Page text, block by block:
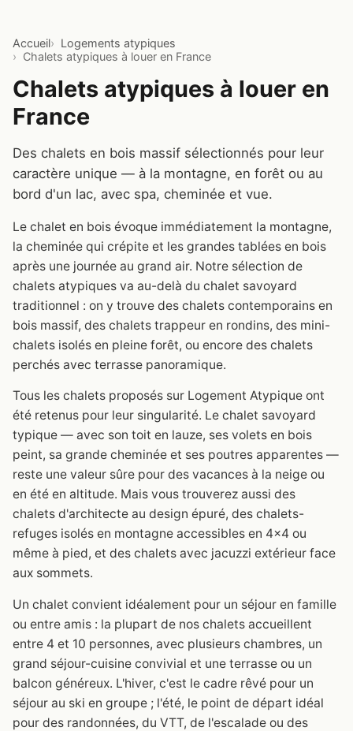
Accueil
Logements atypiques
Chalets atypiques à louer en France
Chalets atypiques à louer en
France
Des chalets en bois massif sélectionnés pour leur
caractère unique — à la montagne, en forêt ou au
bord d'un lac, avec spa, cheminée et vue.
Le chalet en bois évoque immédiatement la montagne,
la cheminée qui crépite et les grandes tablées en bois
après une journée au grand air. Notre sélection de
chalets atypiques va au-delà du chalet savoyard
traditionnel : on y trouve des chalets contemporains en
bois massif, des chalets trappeur en rondins, des mini-
chalets isolés en pleine forêt, ou encore des chalets
perchés avec terrasse panoramique.
Tous les chalets proposés sur Logement Atypique ont
été retenus pour leur singularité. Le chalet savoyard
typique — avec son toit en lauze, ses volets en bois
peint, sa grande cheminée et ses poutres apparentes —
reste une valeur sûre pour des vacances à la neige ou
en été en altitude. Mais vous trouverez aussi des
chalets d'architecte au design épuré, des chalets-
refuges isolés en montagne accessibles en 4x4 ou
même à pied, et des chalets avec jacuzzi extérieur face
aux sommets.
Un chalet convient idéalement pour un séjour en famille
ou entre amis : la plupart de nos chalets accueillent
entre 4 et 10 personnes, avec plusieurs chambres, un
grand séjour-cuisine convivial et une terrasse ou un
balcon généreux. L'hiver, c'est le cadre rêvé pour un
séjour au ski en groupe ; l'été, le point de départ idéal
pour des randonnées, du VTT, de l'escalade ou des